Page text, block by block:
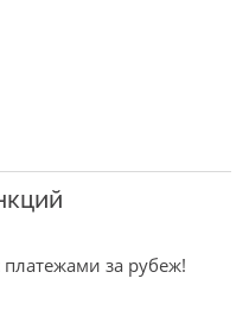
за рубеж!